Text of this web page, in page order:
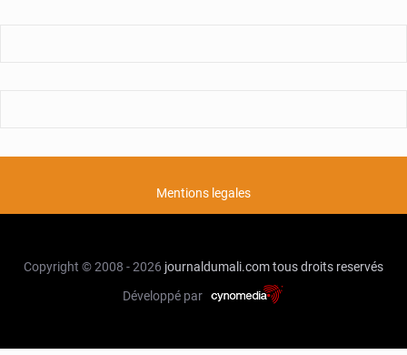
Mentions legales
Copyright © 2008 - 2026 journaldumali.comtous droits reservés
Développé par